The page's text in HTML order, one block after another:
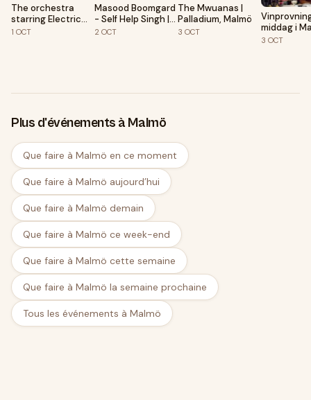
The orchestra
starring Electric
Light Orchestra &
1 OCT
Masood Boomgard
- Self Help Singh |
Palladium, Malmö
2 OCT
The Mwuanas |
Palladium, Malmö
3 OCT
middag i
Hotel MJ's
3 OCT
Plus d'événements à Malmö
Que faire à Malmö en ce moment
Que faire à Malmö aujourd’hui
Que faire à Malmö demain
Que faire à Malmö ce week-end
Que faire à Malmö cette semaine
Que faire à Malmö la semaine prochaine
Tous les événements à Malmö